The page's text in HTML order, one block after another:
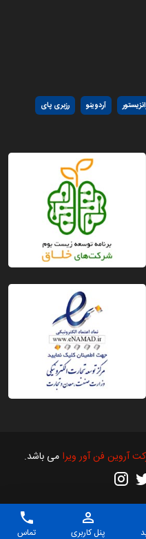
آردوینو
رزبری پای
آروین فن آور ویرا می باشد.
پنل کاربری تماس